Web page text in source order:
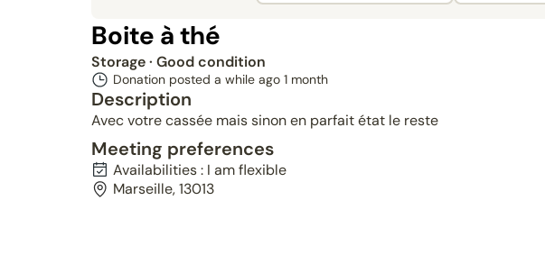
Boite à thé
Storage· Good condition
Donation posted a while ago 1 month
Description
Avec votre cassée mais sinon en parfait état le reste
Meeting preferences
Availabilities : I am flexible
Marseille, 13013